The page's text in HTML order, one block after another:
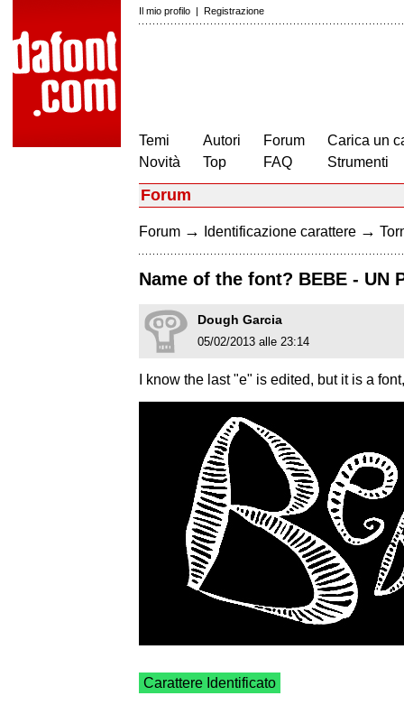
Il mio profilo | Registrazione
Temi
Novità
Autori
Top
Forum
FAQ
Carica un
Strumenti
Forum
Forum → Identificazione carattere →
Name of the font? BEBE - UN
Dough Garcia
05/02/2013 alle 23:14
I know the last "e" is edited, but it is a
Carattere Identificato